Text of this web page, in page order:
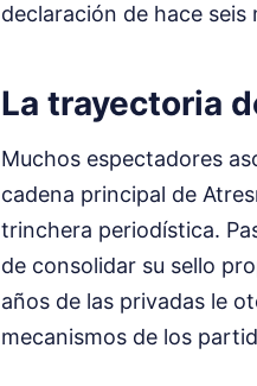
declaración de hace
La trayectoria
Muchos espectadores
cadena principal de
trinchera periodística.
de consolidar su sello
años de las privadas le
mecanismos de los